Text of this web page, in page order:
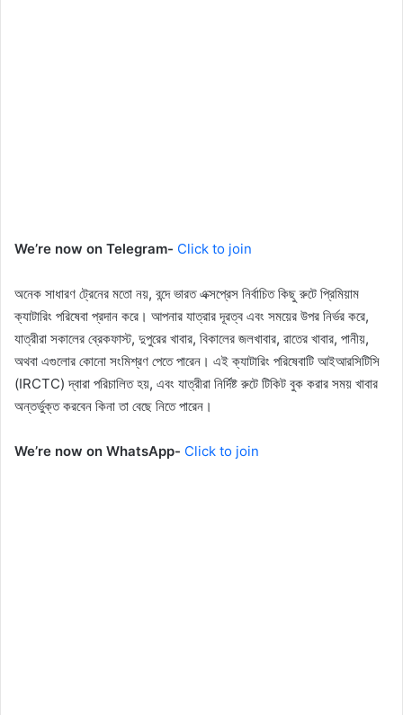
We’re now on Telegram- Click to join
অনেক সাধারণ ট্রেনের মতো নয়, বন্দে ভারত এক্সপ্রেস নির্বাচিত কিছু রুটে প্রিমিয়াম
ক্যাটারিং পরিষেবা প্রদান করে। আপনার যাত্রার দূরত্ব এবং সময়ের উপর নির্ভর করে,
যাত্রীরা সকালের ব্রেকফাস্ট, দুপুরের খাবার, বিকালের জলখাবার, রাতের খাবার, পানীয়,
অথবা এগুলোর কোনো সংমিশ্রণ পেতে পারেন। এই ক্যাটারিং পরিষেবাটি আইআরসিটিসি
(IRCTC) দ্বারা পরিচালিত হয়, এবং যাত্রীরা নির্দিষ্ট রুটে টিকিট বুক করার সময় খাবার
অন্তর্ভুক্ত করবেন কিনা তা বেছে নিতে পারেন।
We’re now on WhatsApp- Click to join